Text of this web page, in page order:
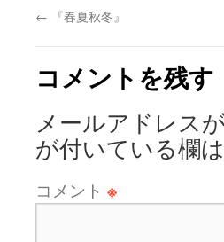
← 『春夏秋冬』
コメントを残す
メールアドレス
が付いている欄
コメント ※